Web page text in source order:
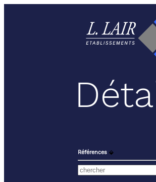
Références ⬙